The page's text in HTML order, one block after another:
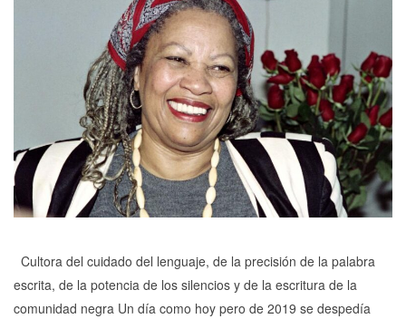
Cultora del cuidado del lenguaje, de la precisión de la palabra
escrita, de la potencia de los silencios y de la escritura de la
comunidad negra Un día como hoy pero de 2019 se despedía